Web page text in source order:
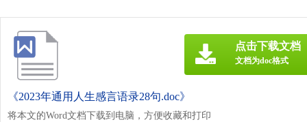
《2023年通用人生感言语录28句.doc》
将本文的Word文档下载到电脑，方便收藏和打印
点击下载文档
文档为doc格式